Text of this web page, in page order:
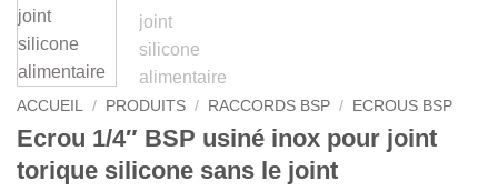
ACCUEIL / PRODUITS / RACCORDS BSP / ECROUS BSP
Ecrou 1/4″ BSP usiné inox pour joint
torique silicone sans le joint